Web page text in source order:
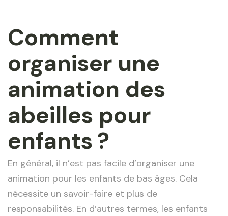
Comment
organiser une
animation des
abeilles pour
enfants ?
En général, il n’est pas facile d’organiser une
animation pour les enfants de bas âges. Cela
nécessite un savoir-faire et plus de
responsabilités. En d’autres termes, les enfants